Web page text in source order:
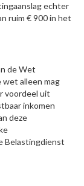
echter
ruim € 900 in het
de Wet
alleen mag
voordeel uit
inkomen
deze
Belastingdienst